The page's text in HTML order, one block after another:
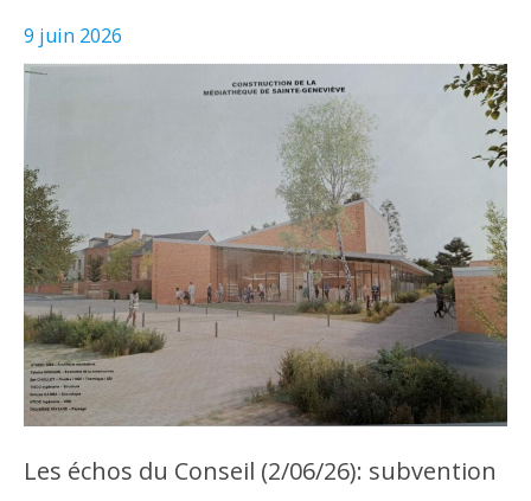
9 juin 2026
Les échos du Conseil (2/06/26): subvention